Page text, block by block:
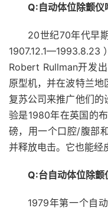
Q:自动体位除颤仪
20世纪70年代早
Robert Rullman开发
原型机，并在波特兰
复苏公司来推广他们
验是1980年在英国的
磅，用一个口腔/腹部
并释放电击。它也能经
Q:台自动体位除颤
1979年第一个自